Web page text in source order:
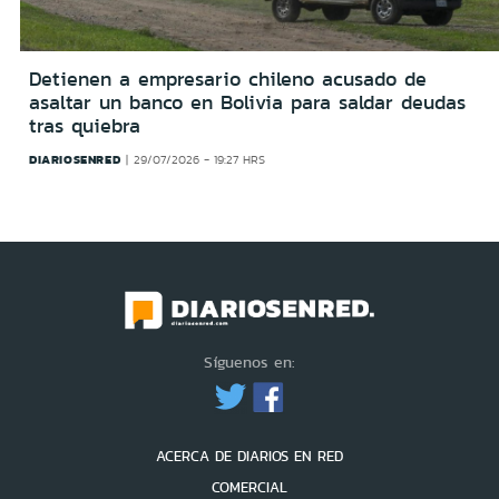
Detienen a empresario chileno acusado de
asaltar un banco en Bolivia para saldar deudas
tras quiebra
DIARIOSENRED 29/07/2026 - 19:27 HRS
Síguenos en:
ACERCA DE DIARIOS EN RED
COMERCIAL